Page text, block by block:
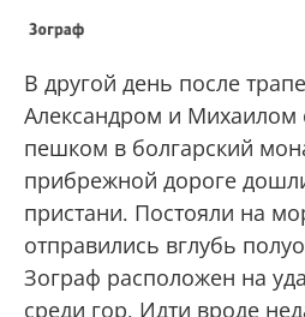
— А я таки попросил в
— Ну и?
— Он даже не смутился. А
дурак и подонок...
В другой день после